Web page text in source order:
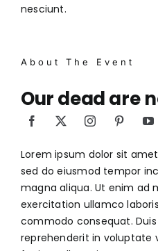
nesciunt.
About The Event
Our dead are
Lorem ipsum dolor sit
sed do eiusmod tempor
magna aliqua. Ut enim ad
exercitation ullamco
commodo consequat.
reprehenderit in voluptate